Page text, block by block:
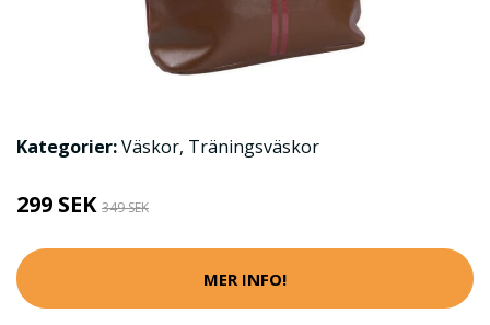
Kategorier:Väskor, Träningsväskor
299 SEK 349 SEK
MER INFO!